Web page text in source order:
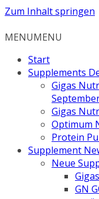
Zum Inhalt springen
MENUMENU
Start
Supplements
Gigas
Gigas
Optimum
Protein
Supplement
Neue
GN